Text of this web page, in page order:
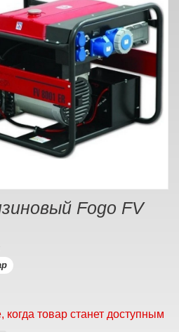
Fogo FV
товар станет доступным